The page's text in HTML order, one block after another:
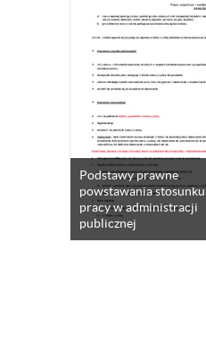
Podstawy prawne
powstawania stosunku
pracy w administracji
publicznej